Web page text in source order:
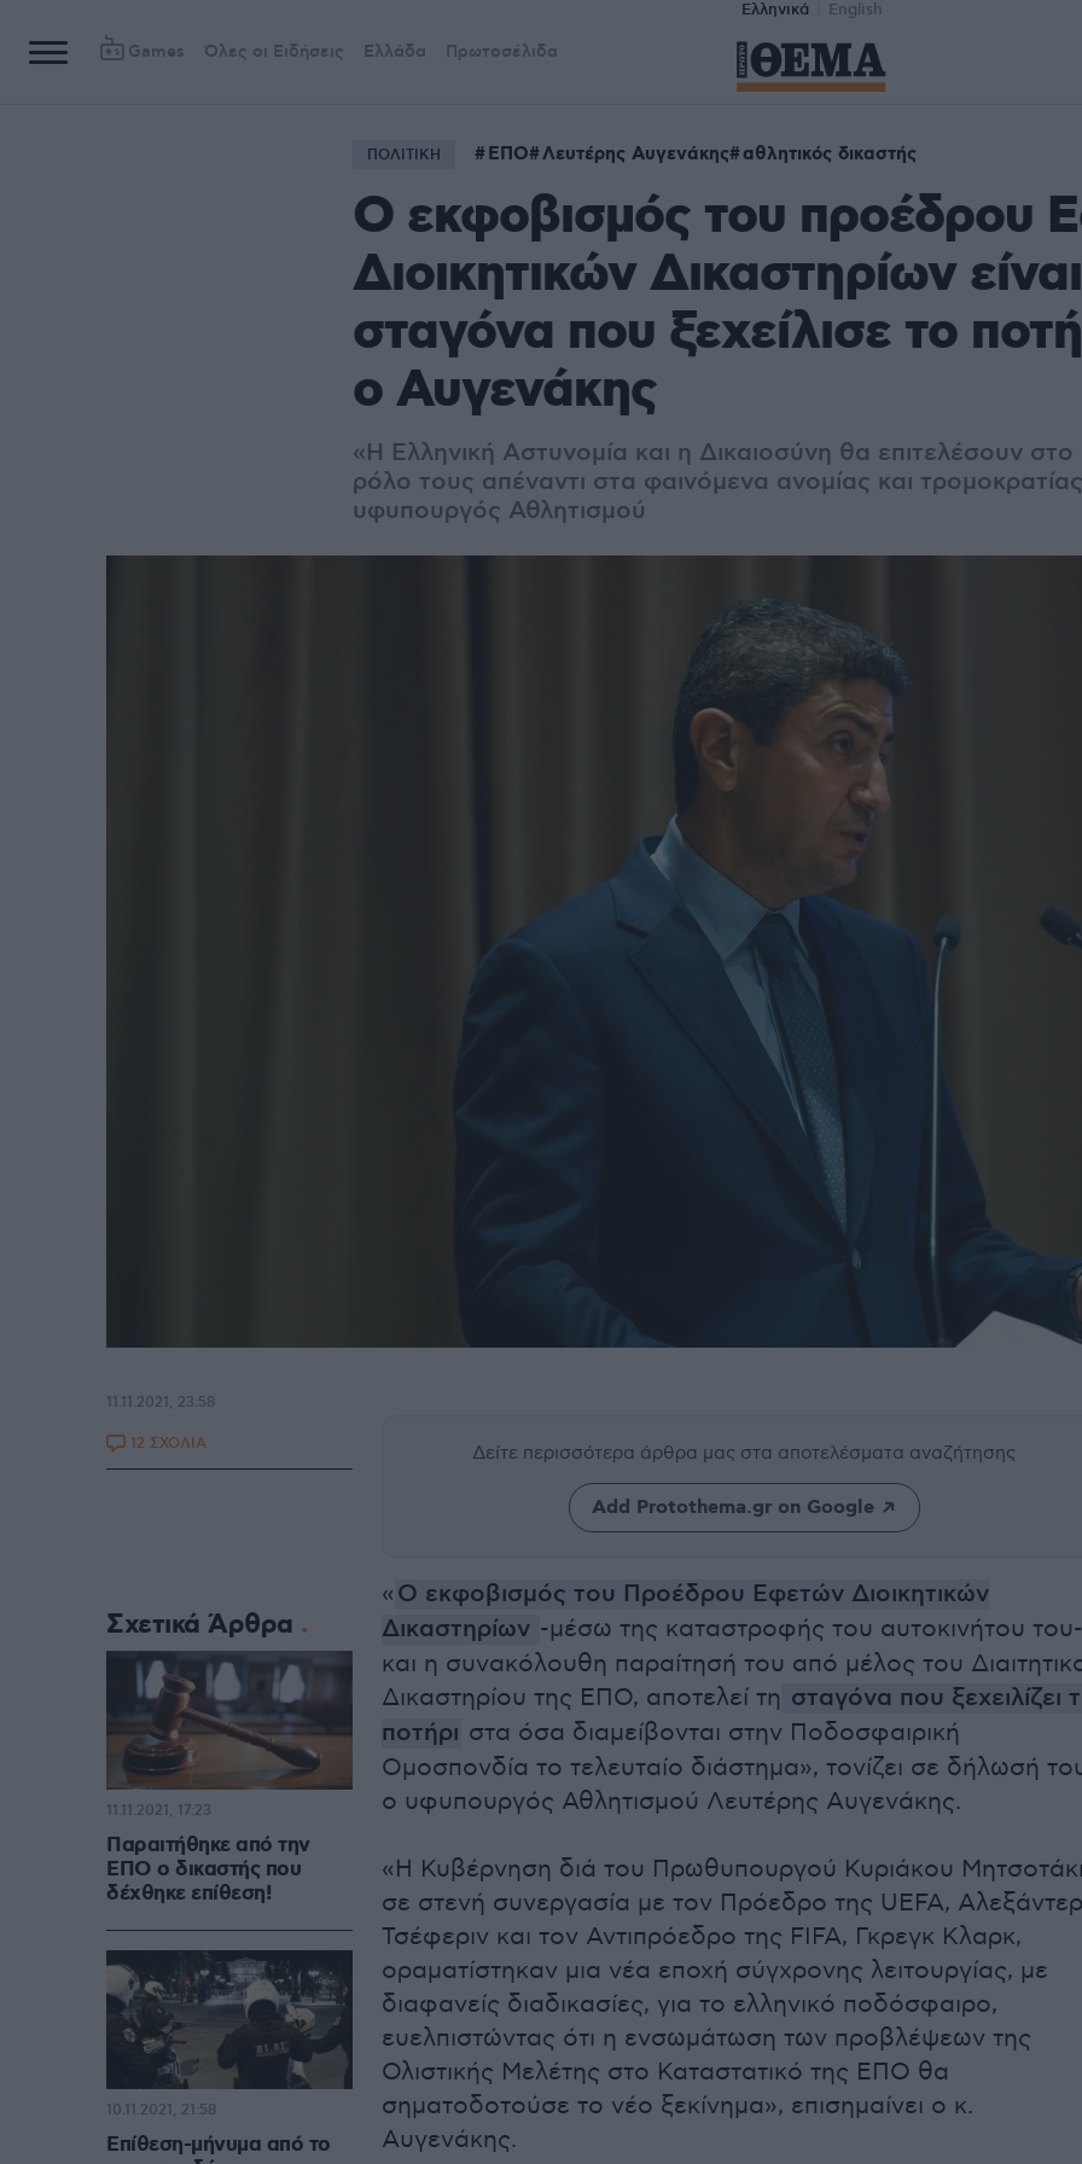
Ελληνικά English
Games Όλες οι Ειδήσεις Ελλάδα Πρωτοσέλιδα
ΠΟΛΙΤΙΚΗ ΕΠΟ Λευτέρης Αυγενάκης αθλητικός δικαστής
Ο εκφοβισμός του προέδρου
Διοικητικών Δικαστηρίων
σταγόνα που ξεχείλισε το
ο Αυγενάκης
«Η Ελληνική Αστυνομία και η Δικαιοσύνη θα επιτελέσουν
ρόλο τους απέναντι στα φαινόμενα ανομίας και
υφυπουργός Αθλητισμού
Δείτε περισσότερα άρθρα μας στα αποτελέσματα αναζήτησης
Add Protothema.gr on Google
« Ο εκφοβισμός του Προέδρου Εφετών Διοικητικών
Δικαστηρίων -μέσω της καταστροφής του αυτοκινήτου του-
και η συνακόλουθη παραίτησή του από μέλος του
Δικαστηρίου της ΕΠΟ, αποτελεί τη σταγόνα που ξεχειλίζει
ποτήρι στα όσα διαμείβονται στην Ποδοσφαιρική
Ομοσπονδία το τελευταίο διάστημα», τονίζει σε δήλωσή
ο υφυπουργός Αθλητισμού Λευτέρης Αυγενάκης.
«Η Κυβέρνηση διά του Πρωθυπουργού Κυριάκου
σε στενή συνεργασία με τον Πρόεδρο της UEFA, Αλεξάντερ
Τσέφεριν και τον Αντιπρόεδρο της FIFA, Γκρεγκ Κλαρκ,
οραματίστηκαν μια νέα εποχή σύγχρονης λειτουργίας, με
διαφανείς διαδικασίες, για το ελληνικό ποδόσφαιρο,
ευελπιστώντας ότι η ενσωμάτωση των προβλέψεων της
Ολιστικής Μελέτης στο Καταστατικό της ΕΠΟ θα
σηματοδοτούσε το νέο ξεκίνημα», επισημαίνει ο κ.
Αυγενάκης.
11.11.2021, 23:58
12 ΣΧΟΛΙΑ
Σχετικά Άρθρα
Παραιτήθηκε από την
ΕΠΟ ο δικαστής που
δέχθηκε επίθεση!
11.11.2021, 17:23
Επίθεση-μήνυμα από το
10.11.2021, 21:58